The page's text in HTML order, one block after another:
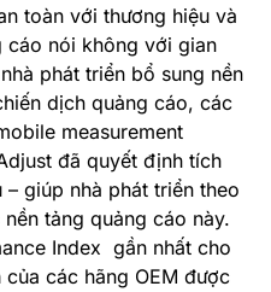
toàn với thương hiệu và
cáo nói không với gian
phát triển bổ sung nền
dịch quảng cáo, các
measurement
đã quyết định tích
giúp nhà phát triển theo
tảng quảng cáo này.
Index gần nhất cho
các hãng OEM được